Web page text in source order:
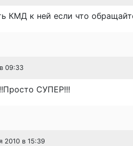
КМД к ней если что
09:33
СУПЕР!!!
2010 в 15:39